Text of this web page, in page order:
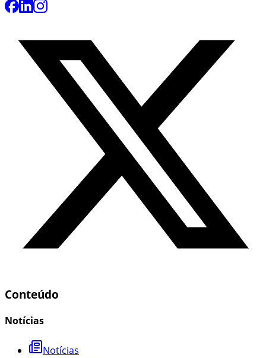
Conteúdo
Notícias
Notícias